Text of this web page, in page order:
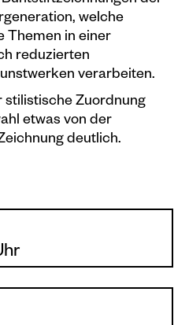
welche
Themen in einer
reduzierten
verarbeiten.
stilistische Zuordnung
etwas von der
deutlich.